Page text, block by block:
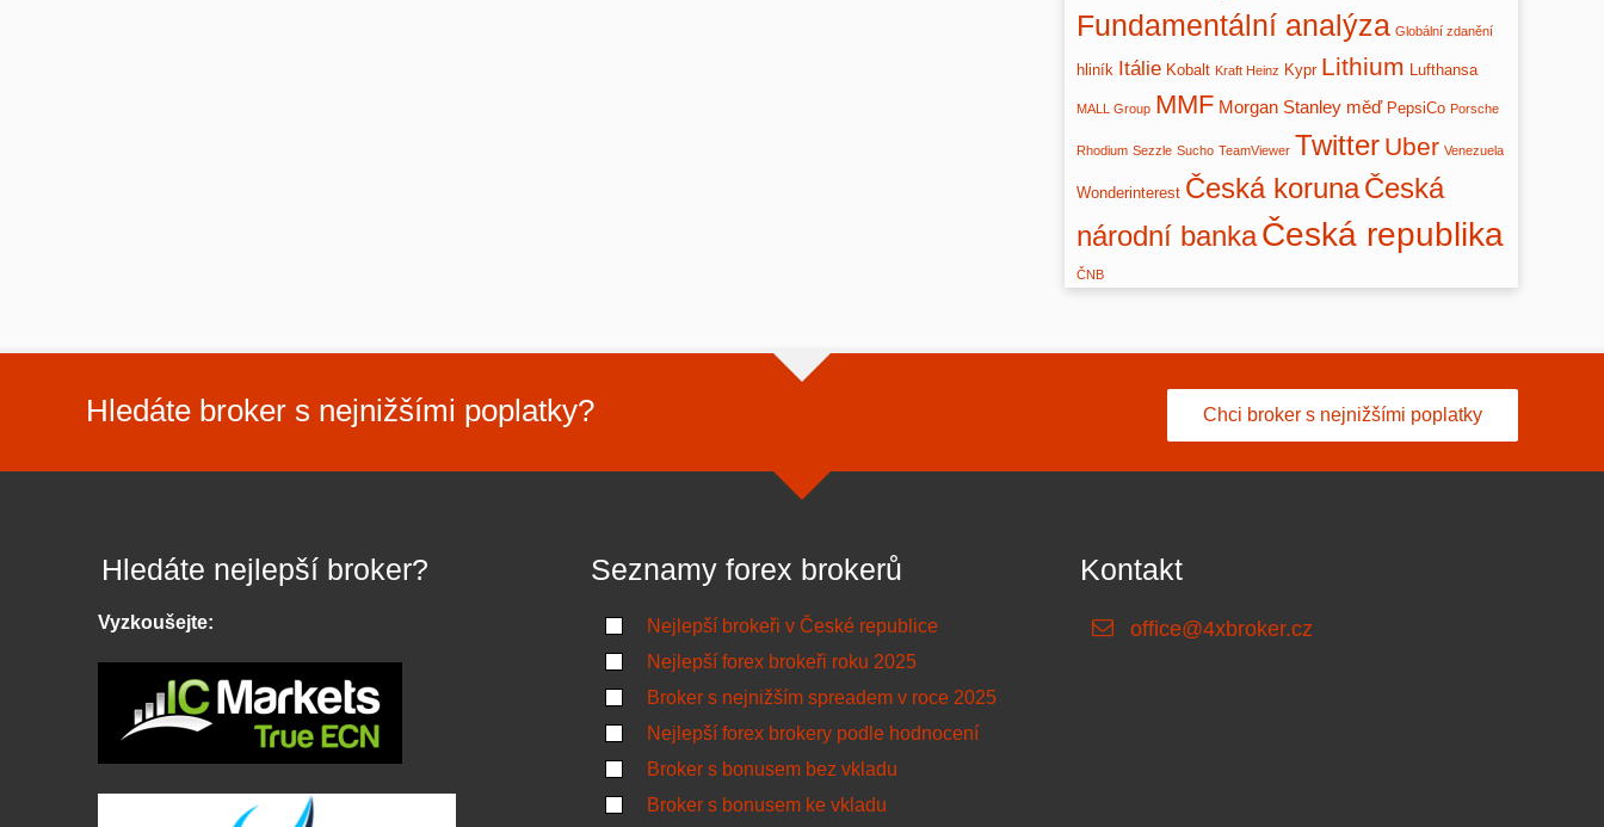
Fundamentální analýza Globální zdanění
hliník Itálie Kobalt Kraft Heinz Kypr Lithium Lufthansa
MALL Group MMF Morgan Stanley měď PepsiCo Porsche
Rhodium Sezzle Sucho TeamViewer Twitter Uber Venezuela
Wonderinterest Česká korunaČeská
národní bankaČeská republika
ČNB
Hledáte broker s nejnižšími poplatky? Chci broker s nejnižšími poplatky
Hledáte nejlepší broker?
Vyzkoušejte:
Seznamy forex brokerů
Nejlepší brokeři v České republice
Nejlepší forex brokeři roku 2025
Broker s nejnižším spreadem v roce 2025
Nejlepší forex brokery podle hodnocení
Broker s bonusem bez vkladu
Broker s bonusem ke vkladu
Kontakt
office@4xbroker.cz